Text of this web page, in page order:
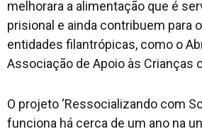
melhorara a alimentação que é
prisional e ainda contribuem para
entidades filantrópicas, como o
Associação de Apoio às Crianças
O projeto ‘Ressocializando com
funciona há cerca de um ano na